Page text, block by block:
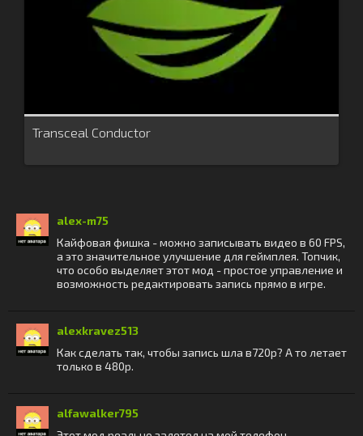
Transceal Conductor
alex-m75
Кайфовая фишка - можно записывать видео в 60 FPS,
а это значительное улучшение для геймплея. Топчик,
что особо выделяет этот мод - простое управление и
возможность редактировать запись прямо в игре.
alexkravez513
Как сделать так, чтобы запись шла в720p? А то летает
только в 480p.
alfawalker795